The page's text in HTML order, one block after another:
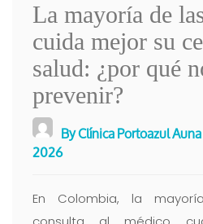
La mayoría de
cuida mejor su
salud: ¿por qué
prevenir?
ByClínica Portoazul Auna
2026
En Colombia, la